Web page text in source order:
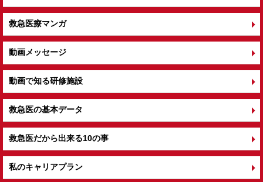
救急医療マンガ
動画メッセージ
動画で知る研修施設
救急医の基本データ
救急医だから出来る10の事
私のキャリアプラン